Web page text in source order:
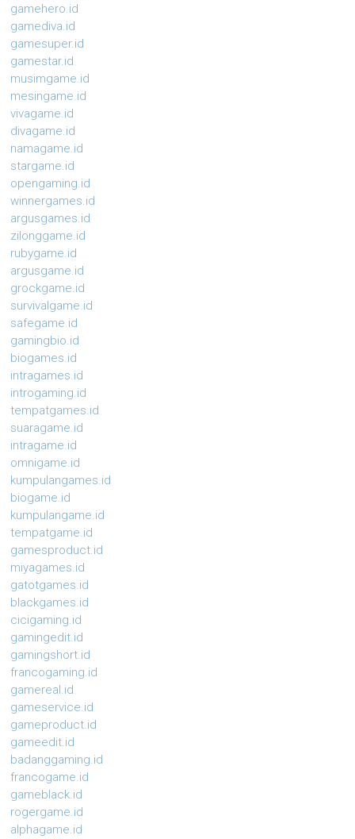
gamehero.id
gamediva.id
gamesuper.id
gamestar.id
musimgame.id
mesingame.id
vivagame.id
divagame.id
namagame.id
stargame.id
opengaming.id
winnergames.id
argusgames.id
zilonggame.id
rubygame.id
argusgame.id
grockgame.id
survivalgame.id
safegame.id
gamingbio.id
biogames.id
intragames.id
introgaming.id
tempatgames.id
suaragame.id
intragame.id
omnigame.id
kumpulangames.id
biogame.id
kumpulangame.id
tempatgame.id
gamesproduct.id
miyagames.id
gatotgames.id
blackgames.id
cicigaming.id
gamingedit.id
gamingshort.id
francogaming.id
gamereal.id
gameservice.id
gameproduct.id
gameedit.id
badanggaming.id
francogame.id
gameblack.id
rogergame.id
alphagame.id